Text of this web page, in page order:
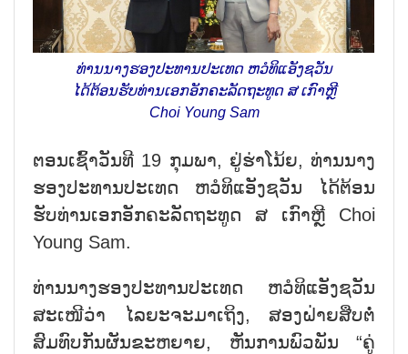
ທ່ານນາງຮອງປະທານປະເທດ ຫວໍທິແອັງຊວັນ
ໄດ້ຕ້ອນຮັບທ່ານເອກອັກຄະລັດຖະທູດ ສ ເກົາຫຼີ
Choi Young Sam
ຕອນເຊົ້າວັນທີ 19 ກຸມພາ, ຢູ່ຮ່າໂນ້ຍ, ທ່ານນາງ
ຮອງປະທານປະເທດ ຫວໍທິແອັງຊວັນ ໄດ້ຕ້ອນ
ຮັບທ່ານເອກອັກຄະລັດຖະທູດ ສ ເກົາຫຼີ Choi
Young Sam.
ທ່ານນາງຮອງປະທານປະເທດ ຫວໍທິແອັງຊວັນ
ສະເໜີວ່າ ໄລຍະຈະມາເຖິງ, ສອງຝ່າຍສືບຕໍ່
ສົມທົບກັນຜັນຂະຫຍາຍ, ຫັນການພົວພັນ “ຄູ່